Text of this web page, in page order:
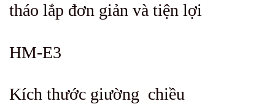
tháo lắp đơn giản và tiện lợi
HM-E3
Kích thước giường chiều